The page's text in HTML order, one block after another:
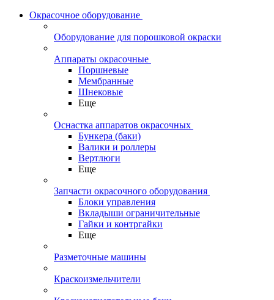
Окрасочное оборудование
Оборудование для порошковой окраски
Аппараты окрасочные
Поршневые
Мембранные
Шнековые
Еще
Оснастка аппаратов окрасочных
Бункера (баки)
Валики и роллеры
Вертлюги
Еще
Запчасти окрасочного оборудования
Блоки управления
Вкладыши ограничительные
Гайки и контргайки
Еще
Разметочные машины
Краскоизмельчители